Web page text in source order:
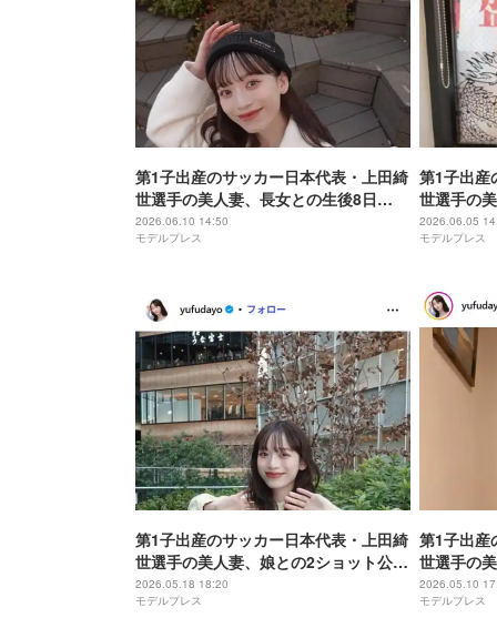
第1子出産のサッカー日本代表・上田綺
世選手の美人妻、長女との生後8日
目“ニューボーンフォト”公開「天使の
ような可愛さ」「美しすぎる母子ショ
2026.06.10 14:50
モデルプレス
第1子出産
世選手の
歳娘の姿
い」「こ
2026.06.05
モデルプレス
第1子出産のサッカー日本代表・上田綺
世選手の美人妻、娘との2ショット公開
「すでに美人さん」「すっかりママの
顔」と反響
2026.05.18 18:20
モデルプレス
第1子出産
世選手の
公開に反
「似合い
2026.05.10
モデルプレス